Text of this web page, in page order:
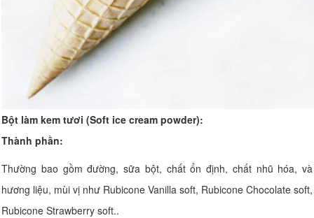
Bột làm kem tươi (Soft ice cream powder):
Thành phần:
Thường bao gồm đường, sữa bột, chất ổn định, chất nhũ hóa, và
hương liệu, mùi vị như Rubicone Vanilla soft, Rubicone Chocolate soft,
Rubicone Strawberry soft..